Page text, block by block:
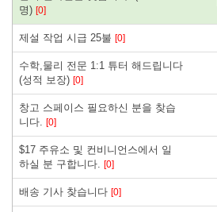
명) [0]
제설 작업 시급 25불 [0]
수학,물리 전문 1:1 튜터 해드립니다
(성적 보장) [0]
창고 스페이스 필요하신 분을 찾습
니다. [0]
$17 주유소 및 컨비니언스에서 일
하실 분 구합니다. [0]
배송 기사 찾습니다 [0]